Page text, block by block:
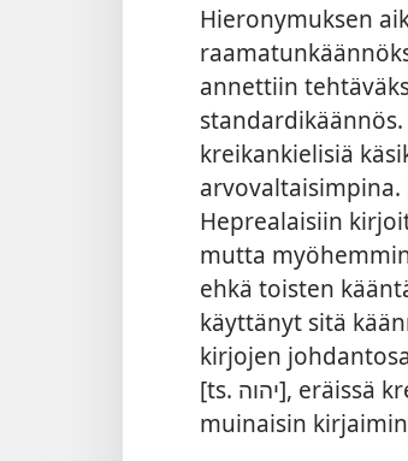
Hieronymuksen
annettiin
kreikankielisiä
Heprealaisiin
mutta
ehkä toisten
käyttänyt sitä
kirjojen
[ts. יהוה], eräissä kreikkalaisissa käsikirjoituksissa vielä nykyäänkin
muinaisin